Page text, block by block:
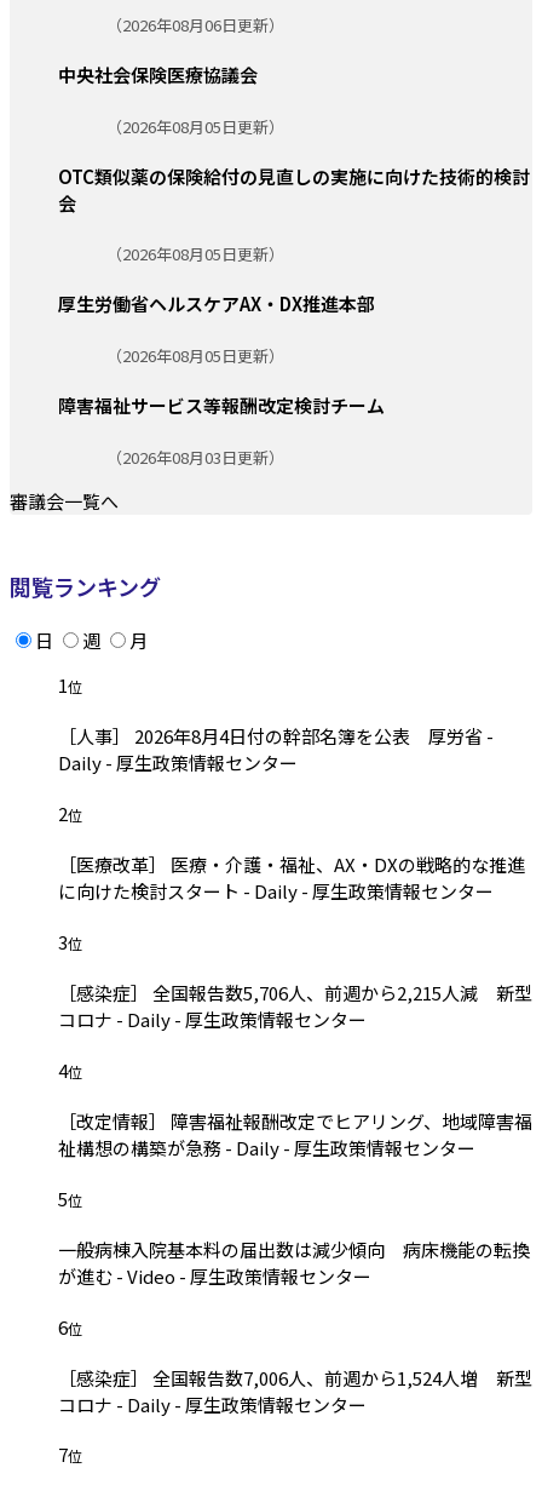
（2026年08月06日更新）
中央社会保険医療協議会
（2026年08月05日更新）
OTC類似薬の保険給付の見直しの実施に向けた技術的検討
会
（2026年08月05日更新）
厚生労働省ヘルスケアAX・DX推進本部
（2026年08月05日更新）
障害福祉サービス等報酬改定検討チーム
（2026年08月03日更新）
審議会一覧へ
閲覧ランキング
日 週
月
1位
［人事］ 2026年8月4日付の幹部名簿を公表 厚労省 -
Daily - 厚生政策情報センター
2位
［医療改革］ 医療・介護・福祉、AX・DXの戦略的な推進
に向けた検討スタート - Daily - 厚生政策情報センター
3位
［感染症］ 全国報告数5,706人、前週から2,215人減 新型
コロナ - Daily - 厚生政策情報センター
4位
［改定情報］ 障害福祉報酬改定でヒアリング、地域障害福
祉構想の構築が急務 - Daily - 厚生政策情報センター
5位
一般病棟入院基本料の届出数は減少傾向 病床機能の転換
が進む - Video - 厚生政策情報センター
6位
［感染症］ 全国報告数7,006人、前週から1,524人増 新型
コロナ - Daily - 厚生政策情報センター
7位